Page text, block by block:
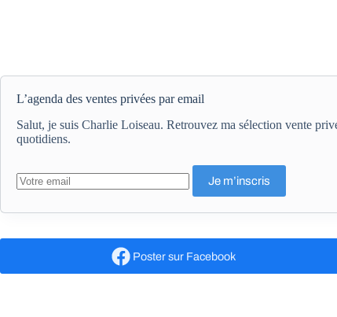
L’agenda des ventes privées par email
Salut, je suis Charlie Loiseau. Retrouvez ma sélection vente
quotidiens.
Postersur Facebook